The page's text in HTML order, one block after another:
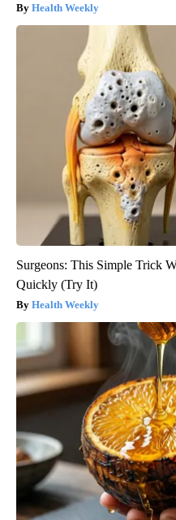
Health Weekly
Surgeons: This Simple Trick
Quickly (Try It)
Health Weekly